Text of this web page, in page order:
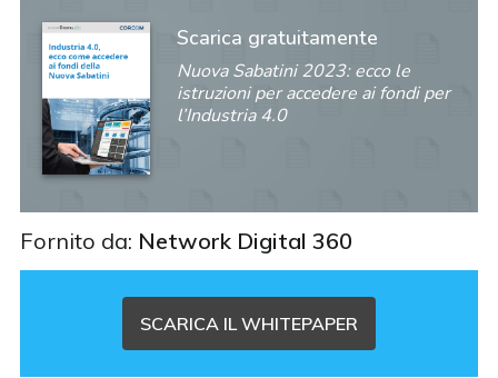
Scarica gratuitamente
Nuova Sabatini 2023: ecco le
istruzioni per accedere ai fondi per
l’Industria 4.0
Fornito da: Network Digital 360
SCARICA IL WHITEPAPER